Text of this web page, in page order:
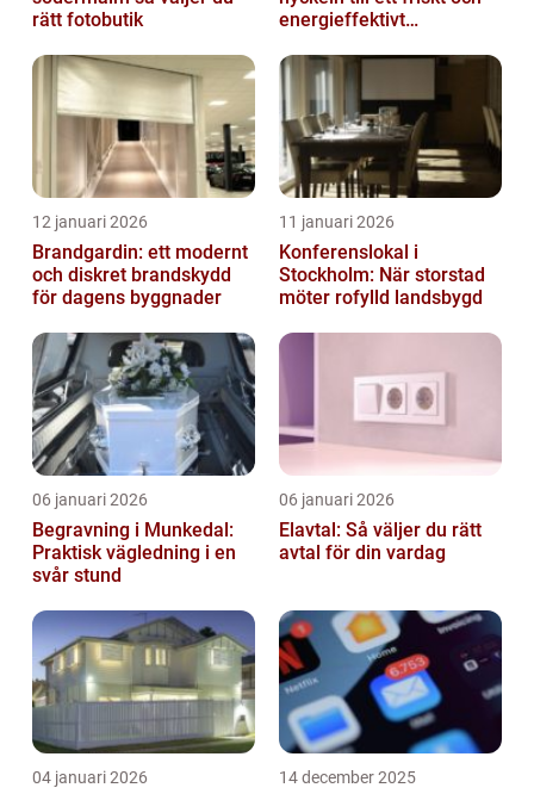
rätt fotobutik
energieffektivt
12 januari 2026
Brandgardin: ett modernt
och diskret brandskydd
för dagens byggnader
11 januari 2026
Konferenslokal i
Stockholm: När storstad
möter rofylld landsbygd
06 januari 2026
Begravning i Munkedal:
Praktisk vägledning i en
svår stund
06 januari 2026
Elavtal: Så väljer du rätt
avtal för din vardag
04 januari 2026 14 december 2025